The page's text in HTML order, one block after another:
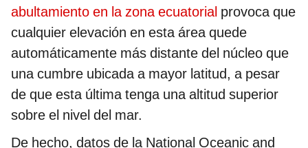
abultamiento en la zona ecuatorial provoca que
cualquier elevación en esta área quede
automáticamente más distante del núcleo que
una cumbre ubicada a mayor latitud, a pesar
de que esta última tenga una altitud superior
sobre el nivel del mar.
De hecho, datos de la National Oceanic and